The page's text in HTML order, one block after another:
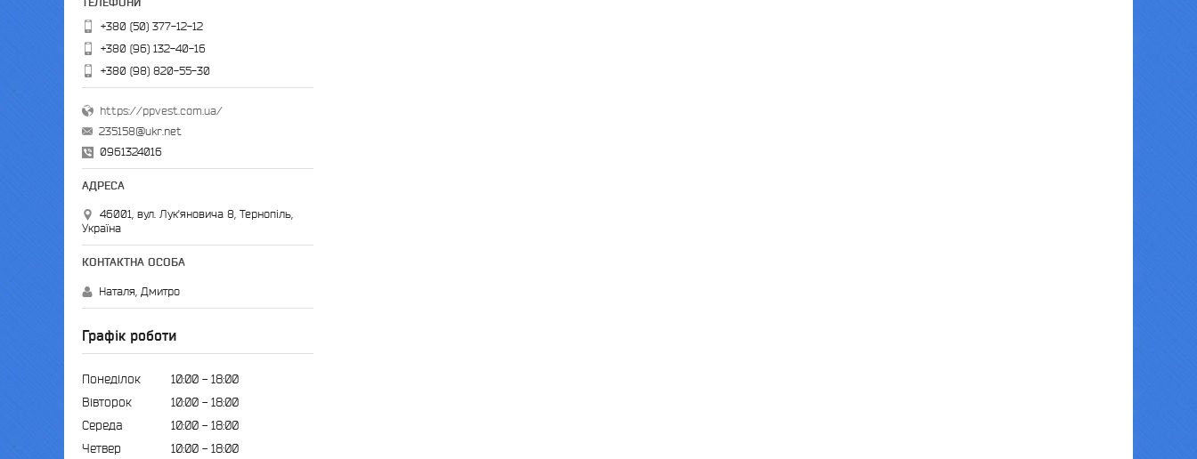
+380 (50) 377-12-12
+380 (96) 132-40-16
+380 (98) 820-55-30
https://ppvest.com.ua/
235158@ukr.net
0961324016
46001, вул. Лук'яновича 8, Тернопіль,
Україна
Наталя, Дмитро
Графік роботи
Понеділок 10:00
18:00
Вівторок
10:00
18:00
Середа
10:00
18:00
Четвер
10:00
18:00